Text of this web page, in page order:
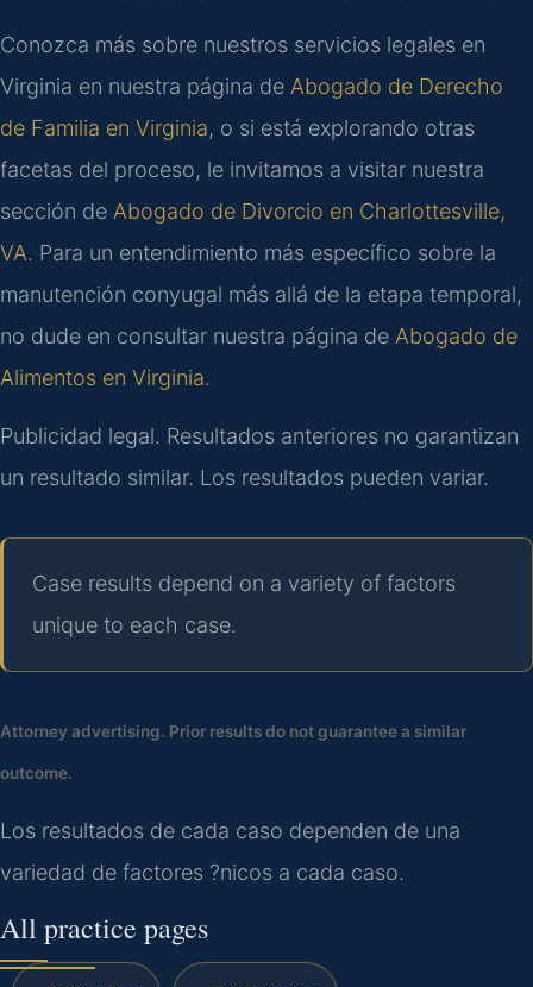
Conozca más sobre nuestros servicios legales en
Virginia en nuestra página de Abogado de Derecho
de Familia en Virginia, o si está explorando otras
facetas del proceso, le invitamos a visitar nuestra
sección de Abogado de Divorcio en Charlottesville,
VA. Para un entendimiento más específico sobre la
manutención conyugal más allá de la etapa temporal,
no dude en consultar nuestra página de Abogado de
Alimentos en Virginia.
Publicidad legal. Resultados anteriores no garantizan
un resultado similar. Los resultados pueden variar.
Case results depend on a variety of factors
unique to each case.
Attorney advertising. Prior results do not guarantee a similar
outcome.
Los resultados de cada caso dependen de una
variedad de factores ?nicos a cada caso.
All practice pages